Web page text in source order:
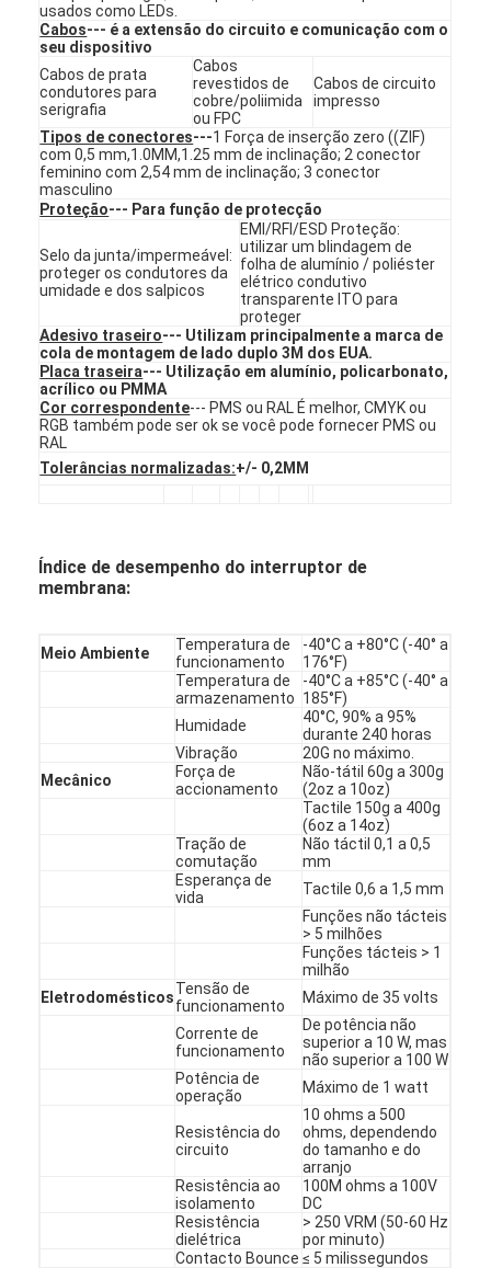
Interruptor de membrana de FPC
Interruptor de membrana à prova d'água
Interruptor de membrana de impressão digital
Interruptor de membrana iluminado por fundo
Folha de prova gráfica
Interruptor de membrana médico
Interruptor de membrana plana
Interruptor de membrana ESD
Interruptor de membrana LCD
Interruptor de membrana capacitivo
usados como LEDs.
Cabos--- é a extensão do circuito e comunicação com o
seu dispositivo
Cabos de prata
condutores para
serigrafia
Cabos
revestidos de
cobre/poliimida
ou FPC
Cabos de circuito
impresso
Tipos de conectores---1 Força de inserção zero ((ZIF)
com 0,5 mm,1.0MM,1.25 mm de inclinação; 2 conector
feminino com 2,54 mm de inclinação; 3 conector
masculino
Proteção--- Para função de protecção
Selo da junta/impermeável:
proteger os condutores da
umidade e dos salpicos
EMI/RFI/ESD Proteção:
utilizar um blindagem de
folha de alumínio / poliéster
elétrico condutivo
transparente ITO para
proteger
Adesivo traseiro--- Utilizam principalmente a marca de
cola de montagem de lado duplo 3M dos EUA.
Placa traseira--- Utilização em alumínio, policarbonato,
acrílico ou PMMA
Cor correspondente--- PMS ou RAL É melhor, CMYK ou
RGB também pode ser ok se você pode fornecer PMS ou
RAL
Tolerâncias normalizadas:+/- 0,2MM
Índice de desempenho do interruptor de
membrana:
Meio Ambiente
Temperatura de
funcionamento
-40°C a +80°C (-40° a
176°F)
Temperatura de
armazenamento
-40°C a +85°C (-40° a
185°F)
Humidade
40°C, 90% a 95%
durante 240 horas
Vibração
20G no máximo.
Mecânico
Força de
accionamento
Não-tátil 60g a 300g
(2oz a 10oz)
Tactile 150g a 400g
(6oz a 14oz)
Tração de
comutação
Não táctil 0,1 a 0,5
mm
Esperança de
vida
Tactile 0,6 a 1,5 mm
Funções não tácteis
> 5 milhões
Funções tácteis > 1
milhão
EletrodomésticosTensão de
funcionamento
Máximo de 35 volts
Corrente de
funcionamento
De potência não
superior a 10 W, mas
não superior a 100 W
Potência de
operação
Máximo de 1 watt
Resistência do
circuito
10 ohms a 500
ohms, dependendo
do tamanho e do
arranjo
Resistência ao
isolamento
100M ohms a 100V
DC
Resistência
dielétrica
> 250 VRM (50-60 Hz
por minuto)
Contacto Bounce ≤ 5 milissegundos